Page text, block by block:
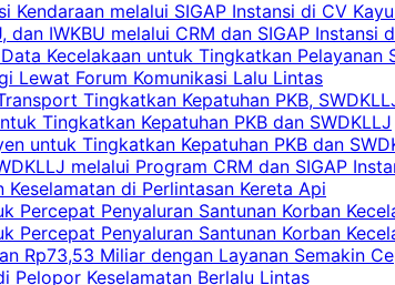
melalui SIGAP Instansi di CV
IWKBU melalui CRM dan SIGAP Instansi
Kecelakaan untuk Tingkatkan Pelayanan
Lewat Forum Komunikasi Lalu Lintas
Tingkatkan Kepatuhan PKB,
Tingkatkan Kepatuhan PKB dan SWDKLLJ
untuk Tingkatkan Kepatuhan PKB dan
melalui Program CRM dan SIGAP
di Perlintasan Kereta Api
Percepat Penyaluran Santunan Korban
Percepat Penyaluran Santunan Korban
Rp73,53 Miliar dengan Layanan Semakin
Pelopor Keselamatan Berlalu Lintas